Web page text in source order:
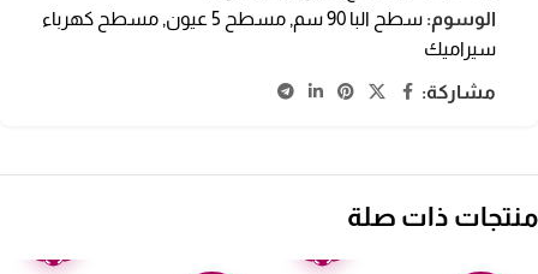
الوسوم: سطح البا 90 سم , مسطح 5 عيون , مسطح كهرباء
سيراميك
مشاركة:
منتجات ذات صلة